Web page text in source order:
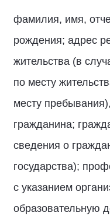
фамилия, имя,
рождения; адрес
жительства (в
по месту
месту
гражданина;
сведения о
государства);
с указанием
образовательную